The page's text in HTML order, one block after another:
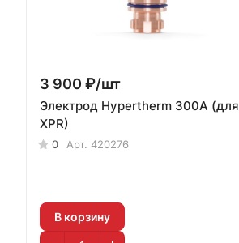
3 900 ₽/шт
Электрод Hypertherm 300А (для
XPR)
0 Арт. 420276
В корзину